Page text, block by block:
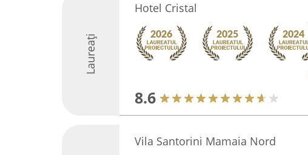
Laureați
Hotel Cristal
8.6
Vila Santorini Mamaia Nord